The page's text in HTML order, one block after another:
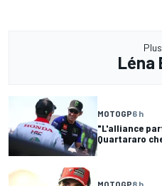
Léna
MOTOGP6 h
"L'alliance
Quartararo
MOTOGP8 h